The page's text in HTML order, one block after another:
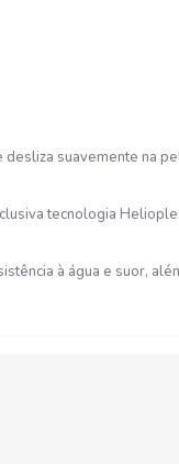
suavemente na
tecnologia
à água e suor,